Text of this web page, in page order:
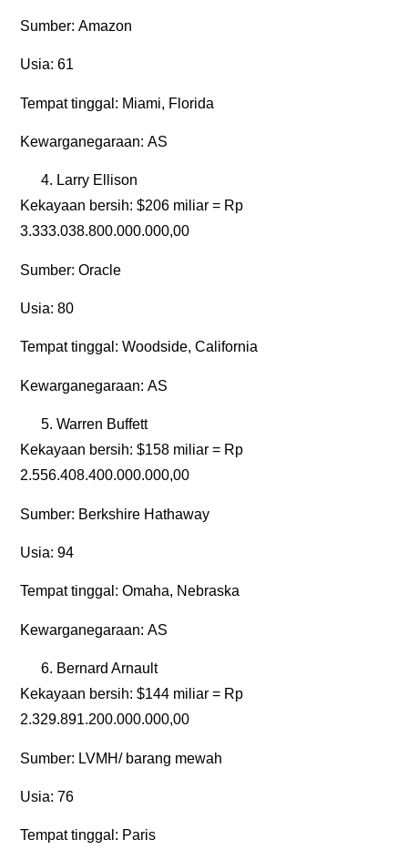
Sumber:Amazon
Usia:61
Tempat tinggal: Miami, Florida
Kewarganegaraan:AS
Larry Ellison
Kekayaan bersih:$206 miliar = Rp
3.333.038.800.000.000,00
Sumber:Oracle
Usia:80
Tempat tinggal:Woodside, California
Kewarganegaraan:AS
Warren Buffett
Kekayaan bersih:$158 miliar = Rp
2.556.408.400.000.000,00
Sumber: Berkshire Hathaway
Usia:94
Tempat tinggal:Omaha, Nebraska
Kewarganegaraan:AS
Bernard Arnault
Kekayaan bersih:$144 miliar = Rp
2.329.891.200.000.000,00
Sumber: LVMH/ barang mewah
Usia:76
Tempat tinggal: Paris